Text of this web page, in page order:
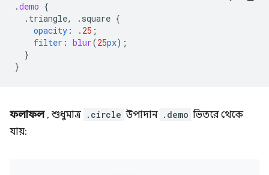
.demo {
.triangle,
.square {
opacity : .25 ;
filter : blur(25px);
}
}
ফলাফল, শুধুমাত্র .circle উপাদান .demo ভিতরে থেকে
যায়: